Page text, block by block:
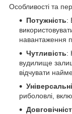
Особливості та
Потужність:
навантаження
Чутливість:
вудилище
відчувати
риболовлі,